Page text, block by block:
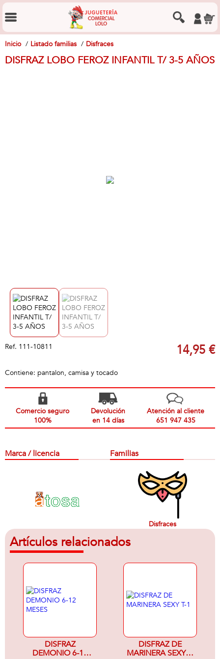
Inicio Listado familias Disfraces
DISFRAZ LOBO FEROZ INFANTIL T/ 3-5 AÑOS
Ref. 111-10811 14,95 €
Contiene: pantalon, camisa y tocado
Comercio seguro
100%
Devolución
en 14 días
Atención al cliente
651 947 435
Marca / licencia Familias
Disfraces
Artículos relacionados
DISFRAZ
DEMONIO 6-12
DISFRAZ DE
MARINERA SEXY T-